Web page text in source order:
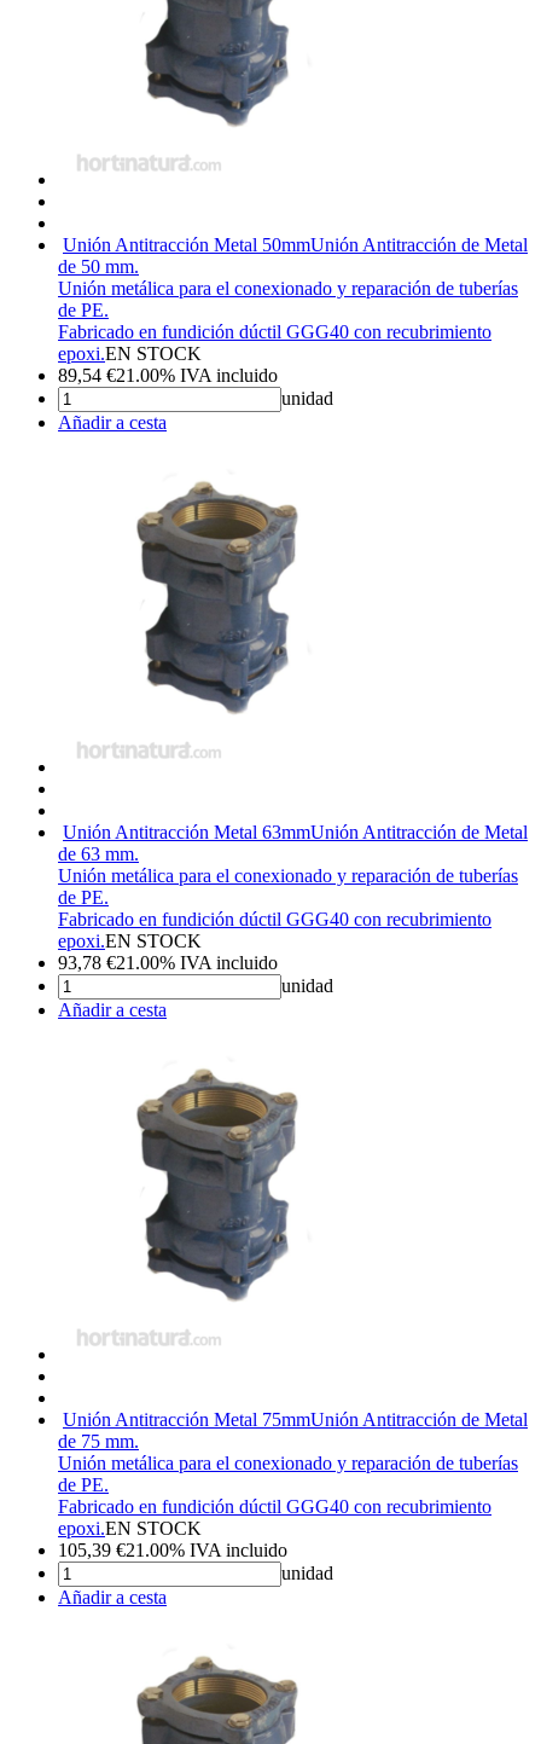
Unión Antitracción Metal 50mmUnión Antitracción de Metal
de 50 mm.
Unión metálica para el conexionado y reparación de tuberías
de PE.
Fabricado en fundición dúctil GGG40 con recubrimiento
epoxi.EN STOCK
89,54 €21.00% IVA incluido
unidad
Añadir a cesta
Unión Antitracción Metal 63mmUnión Antitracción de Metal
de 63 mm.
Unión metálica para el conexionado y reparación de tuberías
de PE.
Fabricado en fundición dúctil GGG40 con recubrimiento
epoxi.EN STOCK
93,78 €21.00% IVA incluido
unidad
Añadir a cesta
Unión Antitracción Metal 75mmUnión Antitracción de Metal
de 75 mm.
Unión metálica para el conexionado y reparación de tuberías
de PE.
Fabricado en fundición dúctil GGG40 con recubrimiento
epoxi.EN STOCK
105,39 €21.00% IVA incluido
unidad
Añadir a cesta